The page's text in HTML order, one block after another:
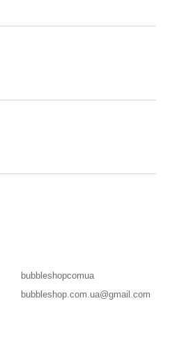
bubbleshopcomua
bubbleshop.com.ua@gmail.com